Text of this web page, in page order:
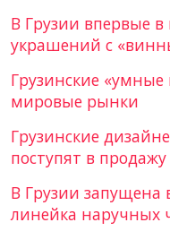
В Грузии впервые
украшений с
Грузинские
мировые рынки
Грузинские
поступят в продажу
В Грузии запущена
линейка наручных